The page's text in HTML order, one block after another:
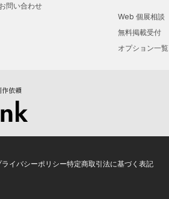
お問い合わせ
Web 個展相談
無料掲載受付
オプション一覧
作依頼
ライバシーポリシー特定商取引法に基づく表記